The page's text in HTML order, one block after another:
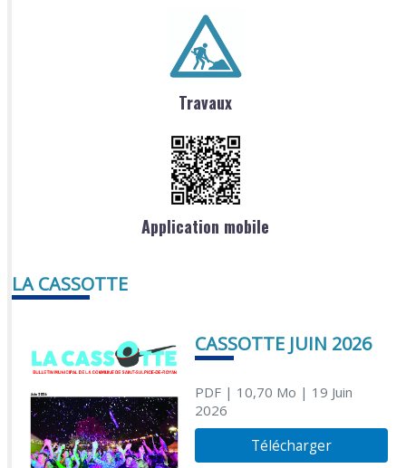
Travaux
Application mobile
LA CASSOTTE
CASSOTTE JUIN 2026
PDF| 10,70 Mo | 19 Juin
2026
Télécharger